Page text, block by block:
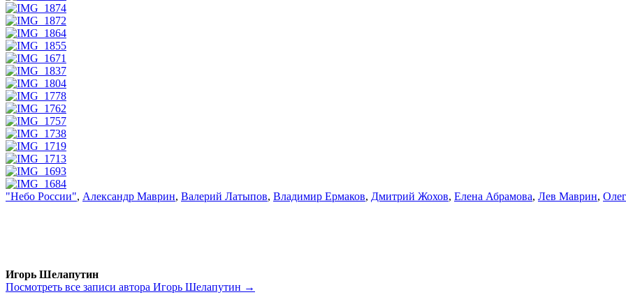
"Небо России", Александр Маврин, Валерий Латыпов, Владимир Ермаков, Дмитрий Жохов, Елена Абрамова, Лев Маврин,
Игорь Шелапутин
Посмотреть все записи автора Игорь Шелапутин →